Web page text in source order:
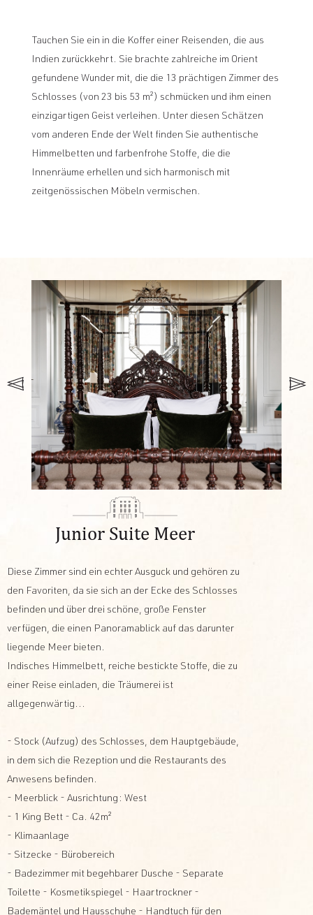
Tauchen Sie ein in die Koffer einer Reisenden, die aus
Indien zurückkehrt. Sie brachte zahlreiche im Orient
gefundene Wunder mit, die die 13 prächtigen Zimmer des
Schlosses (von 23 bis 53 m²) schmücken und ihm einen
einzigartigen Geist verleihen. Unter diesen Schätzen
vom anderen Ende der Welt finden Sie authentische
Himmelbetten und farbenfrohe Stoffe, die die
Innenräume erhellen und sich harmonisch mit
zeitgenössischen Möbeln vermischen.
Junior Suite Meer
Diese Zimmer sind ein echter Ausguck und gehören zu
den Favoriten, da sie sich an der Ecke des Schlosses
befinden und über drei schöne, große Fenster
verfügen, die einen Panoramablick auf das darunter
liegende Meer bieten.
Indisches Himmelbett, reiche bestickte Stoffe, die zu
einer Reise einladen, die Träumerei ist
allgegenwärtig...
- Stock (Aufzug) des Schlosses, dem Hauptgebäude,
in dem sich die Rezeption und die Restaurants des
Anwesens befinden.
- Meerblick - Ausrichtung: West
- 1 King Bett - Ca. 42m²
- Klimaanlage
- Sitzecke - Bürobereich
- Badezimmer mit begehbarer Dusche - Separate
Toilette - Kosmetikspiegel - Haartrockner -
Bademäntel und Hausschuhe - Handtuch für den